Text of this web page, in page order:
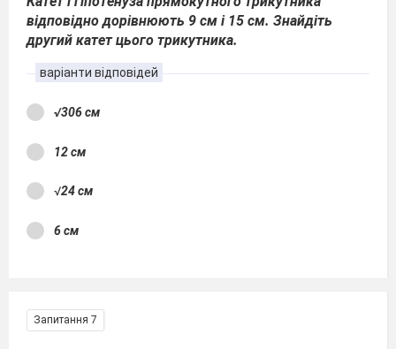
відповідно дорівнюють 9 см і 15 см. Знайдіть
другий катет цього трикутника.
варіанти відповідей
√306 см
12 см
√24 см
6 см
Запитання 7